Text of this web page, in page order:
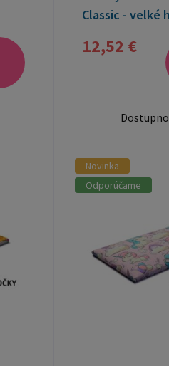
Classic - velké
12,52 €
Novinka
Odporúčame